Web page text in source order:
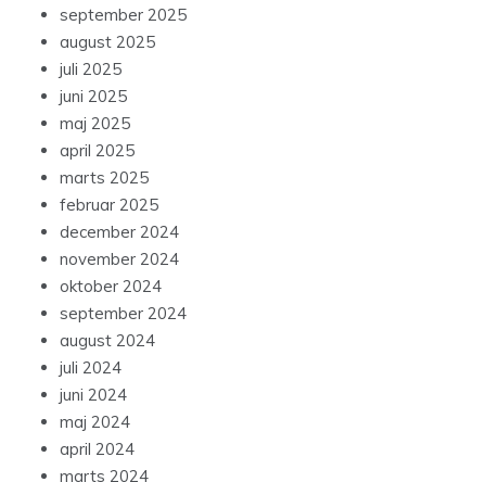
september 2025
august 2025
juli 2025
juni 2025
maj 2025
april 2025
marts 2025
februar 2025
december 2024
november 2024
oktober 2024
september 2024
august 2024
juli 2024
juni 2024
maj 2024
april 2024
marts 2024